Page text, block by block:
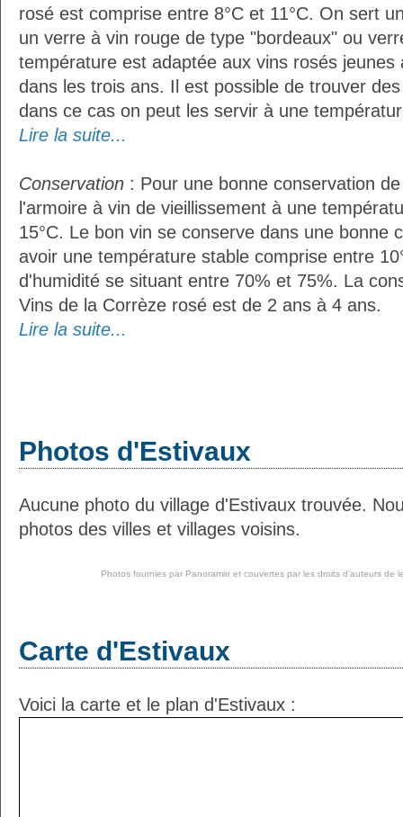
rosé est comprise entre 8°C et 11°C. On sert
un verre à vin rouge de type "bordeaux" ou
température est adaptée aux vins rosés jeunes
dans les trois ans. Il est possible de trouver
dans ce cas on peut les servir à une
Lire la suite...
Conservation : Pour une bonne conservation
l'armoire à vin de vieillissement à une
15°C. Le bon vin se conserve dans une bonne
avoir une température stable comprise entre
d'humidité se situant entre 70% et 75%. La
Vins de la Corrèze rosé est de 2 ans à 4 ans.
Lire la suite...
Photos d'Estivaux
Aucune photo du village d'Estivaux trouvée.
photos des villes et villages voisins.
Photos fournies par Panoramio et couvertes par les droits d'auteurs de
Carte d'Estivaux
Voici la carte et le plan d'Estivaux :